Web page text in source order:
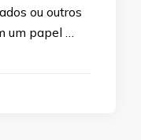
ou outros
um papel …